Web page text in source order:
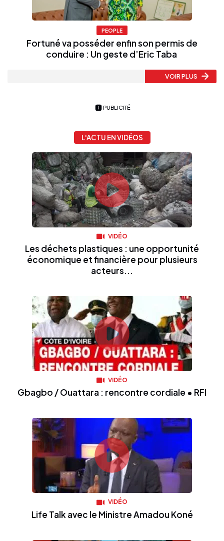
PEOPLE
Fortuné va posséder enfin son permis de
conduire : Un geste d’Eric Taba
VOIR PLUS
PUBLICITÉ
L'ACTU EN VIDÉOS
VIDÉO
Les déchets plastiques : une opportunité
économique et financière pour plusieurs
acteurs...
VIDÉO
Gbagbo / Ouattara : rencontre cordiale • RFI
VIDÉO
Life Talk avec le Ministre Amadou Koné